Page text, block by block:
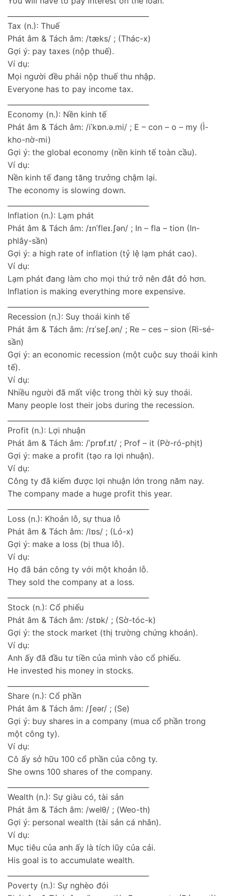
Tax (n.): Thuế
Phát âm & Tách âm: /tæks/ ; (Thác-x)
Gợi ý: pay taxes (nộp thuế).
Ví dụ:
Mọi người đều phải nộp thuế thu nhập.
Everyone has to pay income tax.
Economy (n.): Nền kinh tế
Phát âm & Tách âm: /iˈkɒn.ə.mi/ ; E – con – o – my (Ì-
kho-nờ-mi)
Gợi ý: the global economy (nền kinh tế toàn cầu).
Ví dụ:
Nền kinh tế đang tăng trưởng chậm lại.
The economy is slowing down.
Inflation (n.): Lạm phát
Phát âm & Tách âm: /ɪnˈfleɪ.ʃən/ ; In – fla – tion (In-
phlây-sần)
Gợi ý: a high rate of inflation (tỷ lệ lạm phát cao).
Ví dụ:
Lạm phát đang làm cho mọi thứ trở nên đắt đỏ hơn.
Inflation is making everything more expensive.
Recession (n.): Suy thoái kinh tế
Phát âm & Tách âm: /rɪˈseʃ.ən/ ; Re – ces – sion (Rì-sé-
sần)
Gợi ý: an economic recession (một cuộc suy thoái kinh
tế).
Ví dụ:
Nhiều người đã mất việc trong thời kỳ suy thoái.
Many people lost their jobs during the recession.
Profit (n.): Lợi nhuận
Phát âm & Tách âm: /ˈprɒf.ɪt/ ; Prof – it (Pờ-ró-phịt)
Gợi ý: make a profit (tạo ra lợi nhuận).
Ví dụ:
Công ty đã kiếm được lợi nhuận lớn trong năm nay.
The company made a huge profit this year.
Loss (n.): Khoản lỗ, sự thua lỗ
Phát âm & Tách âm: /lɒs/ ; (Ló-x)
Gợi ý: make a loss (bị thua lỗ).
Ví dụ:
Họ đã bán công ty với một khoản lỗ.
They sold the company at a loss.
Stock (n.): Cổ phiếu
Phát âm & Tách âm: /stɒk/ ; (Sờ-tóc-k)
Gợi ý: the stock market (thị trường chứng khoán).
Ví dụ:
Anh ấy đã đầu tư tiền của mình vào cổ phiếu.
He invested his money in stocks.
Share (n.): Cổ phần
Phát âm & Tách âm: /ʃeər/ ; (Se)
Gợi ý: buy shares in a company (mua cổ phần trong
một công ty).
Ví dụ:
Cô ấy sở hữu 100 cổ phần của công ty.
She owns 100 shares of the company.
Wealth (n.): Sự giàu có, tài sản
Phát âm & Tách âm: /welθ/ ; (Weo-th)
Gợi ý: personal wealth (tài sản cá nhân).
Ví dụ:
Mục tiêu của anh ấy là tích lũy của cải.
His goal is to accumulate wealth.
Poverty (n.): Sự nghèo đói